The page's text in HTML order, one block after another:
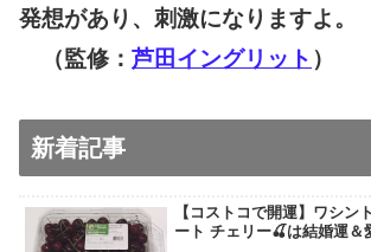
発想があり、刺激になりますよ。
（監修： 芦田イングリット ）
新着記事
【コストコで開運】ワシン
ート チェリー🍒は結婚運＆